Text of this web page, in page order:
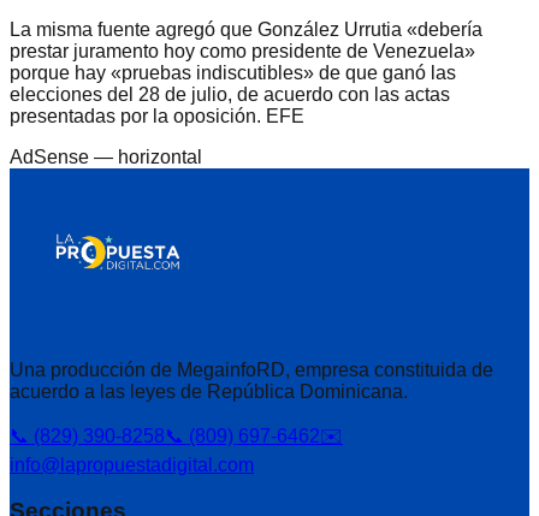
La misma fuente agregó que González Urrutia «debería
prestar juramento hoy como presidente de Venezuela»
porque hay «pruebas indiscutibles» de que ganó las
elecciones del 28 de julio, de acuerdo con las actas
presentadas por la oposición. EFE
AdSense — horizontal
Una producción de MegainfoRD, empresa constituida de
acuerdo a las leyes de República Dominicana.
📞 (829) 390-8258📞 (809) 697-6462✉️
info@lapropuestadigital.com
Secciones